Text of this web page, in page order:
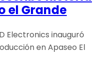
el Grande
Electronics inauguró
en Apaseo El